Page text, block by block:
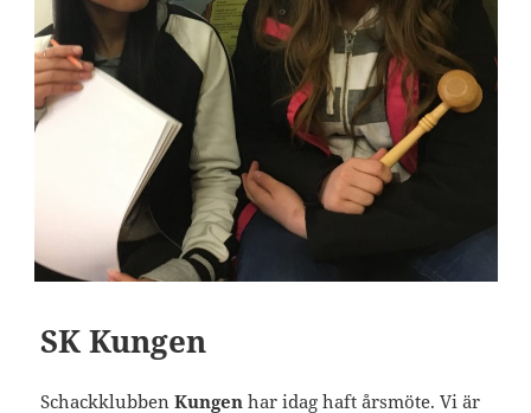
SK Kungen
SchackklubbenKungen har idag haft årsmöte. Vi är